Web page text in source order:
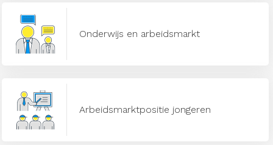
Onderwijs en arbeidsmarkt
Arbeidsmarktpositie jongeren